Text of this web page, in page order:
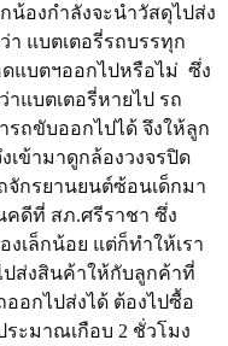
องกำลังจะนำวัสดุไปส่ง
า แบตเตอรี่รถบรรทุก
ดแบตฯออกไปหรือไม่ ซึ่ง
แบตเตอรี่หายไป รถ
รถขับออกไปได้ จึงให้ลูก
เข้ามาดูกล้องวงจรปิด
กรยานยนต์ซ้อนเด็กมา
คดีที่ สภ.ศรีราชา ซึ่ง
งเล็กน้อย แต่ก็ทำให้เรา
ปส่งสินค้าให้กับลูกค้าที่
อกไปส่งได้ ต้องไปซื้อ
ระมาณเกือบ 2 ชั่วโมง